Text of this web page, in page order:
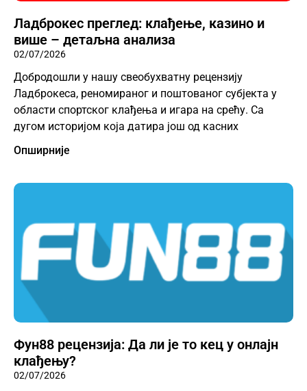
Ладброкес преглед: клађење, казино и
више – детаљна анализа
02/07/2026
Добродошли у нашу свеобухватну рецензију
Ладброкеса, реномираног и поштованог субјекта у
области спортског клађења и игара на срећу. Са
дугом историјом која датира још од касних
Опширније
Фун88 рецензија: Да ли је то кец у онлајн
клађењу?
02/07/2026